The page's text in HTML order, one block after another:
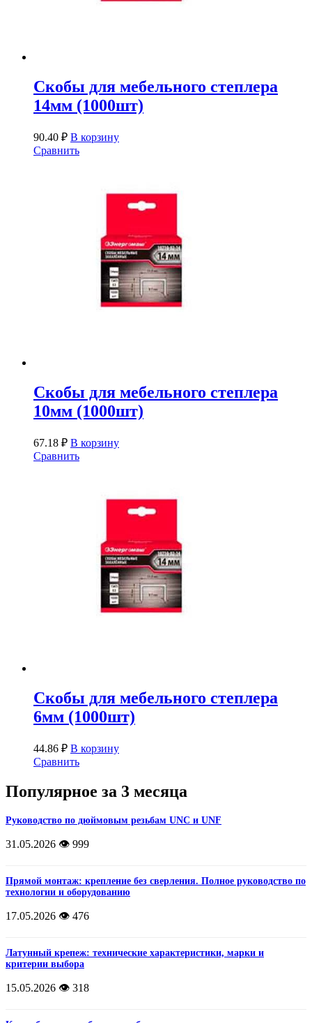
Скобы для мебельного степлера
14мм (1000шт)
90.40 ₽ В корзину
Сравнить
Скобы для мебельного степлера
10мм (1000шт)
67.18 ₽ В корзину
Сравнить
Скобы для мебельного степлера
6мм (1000шт)
44.86 ₽ В корзину
Сравнить
Популярное за 3 месяца
Руководство по дюймовым резьбам UNC и UNF
31.05.2026 👁️ 999
Прямой монтаж: крепление без сверления. Полное руководство по
технологии и оборудованию
17.05.2026 👁️ 476
Латунный крепеж: технические характеристики, марки и
критерии выбора
15.05.2026 👁️ 318